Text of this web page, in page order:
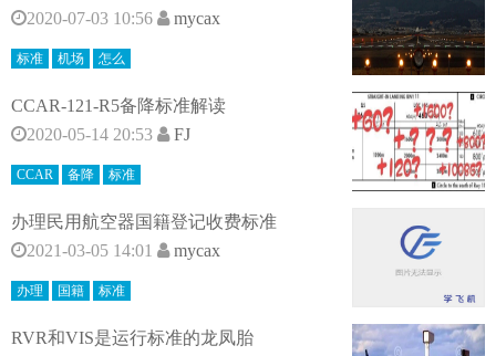
2020-07-03 10:56
mycax
标准 机场 怎么
CCAR-121-R5备降标准解读
2020-05-14 20:53
FJ
CCAR 备降 标准
办理民用航空器国籍登记收费标准
2021-03-05 14:01
mycax
办理 国籍 标准
RVR和VIS是运行标准的龙凤胎